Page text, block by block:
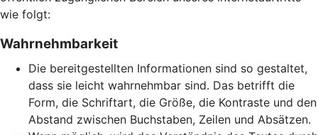
wie folgt:
Wahrnehmbarkeit
Die bereitgestellten Informationen sind so gestaltet,
dass sie leicht wahrnehmbar sind. Das betrifft die
Form, die Schriftart, die Größe, die Kontraste und den
Abstand zwischen Buchstaben, Zeilen und Absätzen.